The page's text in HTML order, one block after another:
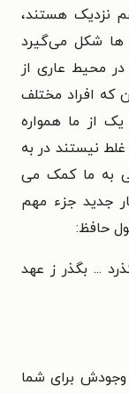
نزدیک هستند،
ها شکل می‌گیرد
محیط عاری از
که افراد مختلف
از ما همواره
نیستند در به
به ما کمک می
جدید جزء مهم
حافظ:
... بگذر ز عهد
وجودش برای شما